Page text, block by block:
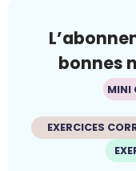
bonnes
MINI
EXERCICES